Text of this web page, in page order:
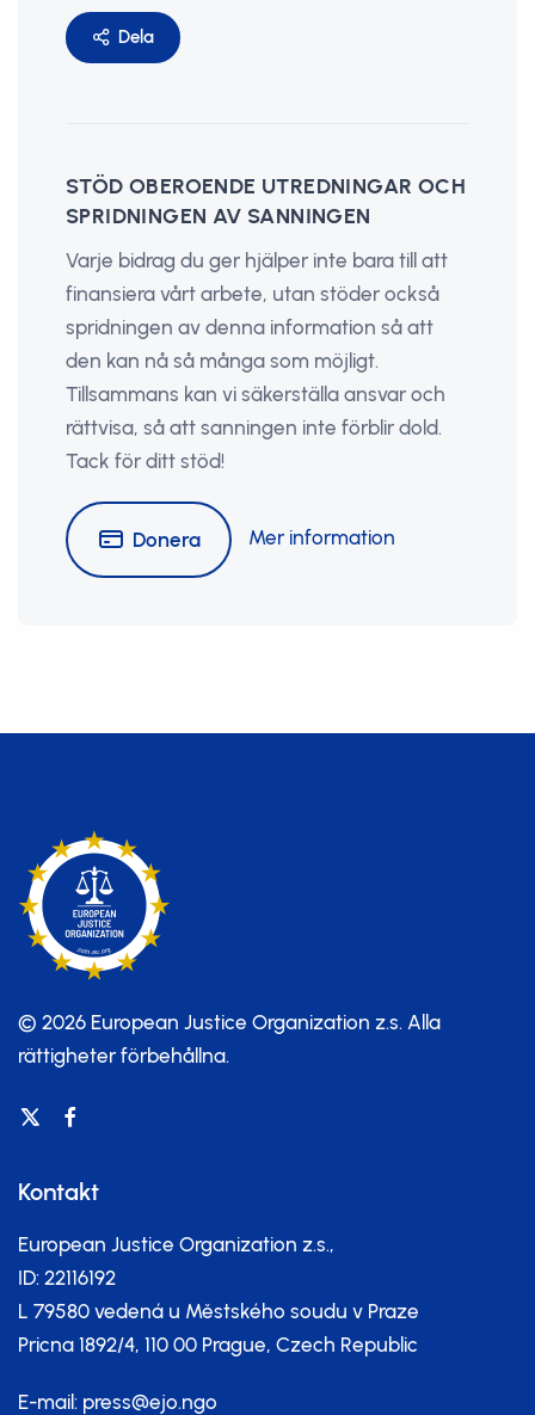
Dela
STÖD OBEROENDE UTREDNINGAR OCH
SPRIDNINGEN AV SANNINGEN
Varje bidrag du ger hjälper inte bara till att
finansiera vårt arbete, utan stöder också
spridningen av denna information så att
den kan nå så många som möjligt.
Tillsammans kan vi säkerställa ansvar och
rättvisa, så att sanningen inte förblir dold.
Tack för ditt stöd!
Donera Mer information
© 2026 European Justice Organization z.s. Alla
rättigheter förbehållna.
Kontakt
European Justice Organization z.s.,
ID: 22116192
L 79580 vedená u Městského soudu v Praze
Pricna 1892/4, 110 00 Prague, Czech Republic
E-mail: press@ejo.ngo